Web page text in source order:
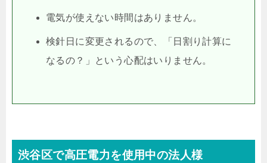
電気が使えない時間はありません。
検針日に変更されるので、「日割り計算に
なるの？」という心配はいりません。
渋谷区で高圧電力を使用中の法人様